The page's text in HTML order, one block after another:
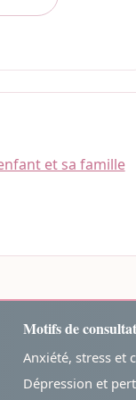
et sa famille
Motifs de
Anxiété, stress et
Dépression et